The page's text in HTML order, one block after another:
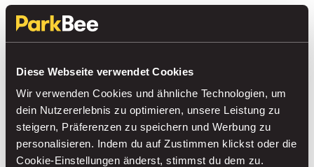
Diese Webseite verwendet Cookies
Wir verwenden Cookies und ähnliche Technologien, um
dein Nutzererlebnis zu optimieren, unsere Leistung zu
steigern, Präferenzen zu speichern und Werbung zu
personalisieren. Indem du auf Zustimmen klickst oder die
Cookie-Einstellungen änderst, stimmst du dem zu.
Von
→
Parken am Flughafen
Sortieren nach